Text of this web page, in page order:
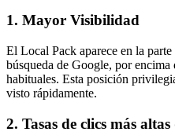
1. Mayor Visibilidad
El Local Pack aparece en la
búsqueda de Google, por encima
habituales. Esta posición
visto rápidamente.
2. Tasas de clics más